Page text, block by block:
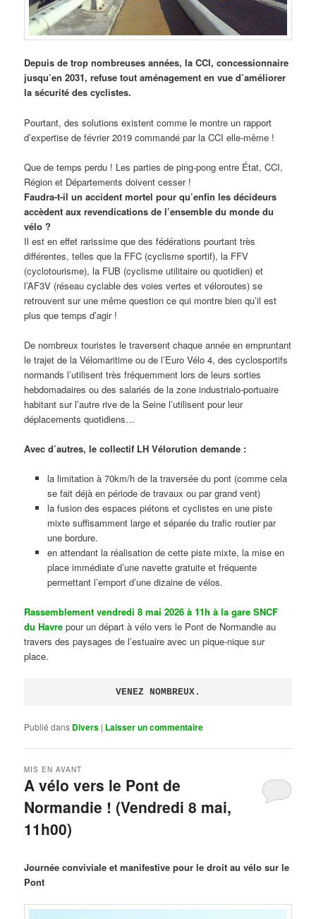
Depuis de trop nombreuses années, la CCI, concessionnaire
jusqu’en 2031, refuse tout aménagement en vue d’améliorer
la sécurité des cyclistes.
Pourtant, des solutions existent comme le montre un rapport
d’expertise de février 2019 commandé par la CCI elle-même !
Que de temps perdu ! Les parties de ping-pong entre État, CCI,
Région et Départements doivent cesser !
Faudra-t-il un accident mortel pour qu’enfin les décideurs
accèdent aux revendications de l’ensemble du monde du
vélo ?
Il est en effet rarissime que des fédérations pourtant très
différentes, telles que la FFC (cyclisme sportif), la FFV
(cyclotourisme), la FUB (cyclisme utilitaire ou quotidien) et
l’AF3V (réseau cyclable des voies vertes et véloroutes) se
retrouvent sur une même question ce qui montre bien qu’il est
plus que temps d’agir !
De nombreux touristes le traversent chaque année en empruntant
le trajet de la Vélomaritime ou de l’Euro Vélo 4, des cyclosportifs
normands l’utilisent très fréquemment lors de leurs sorties
hebdomadaires ou des salariés de la zone industrialo-portuaire
habitant sur l’autre rive de la Seine l’utilisent pour leur
déplacements quotidiens…
Avec d’autres, le collectif LH Vélorution demande :
la limitation à 70km/h de la traversée du pont (comme cela
se fait déjà en période de travaux ou par grand vent)
la fusion des espaces piétons et cyclistes en une piste
mixte suffisamment large et séparée du trafic routier par
une bordure.
en attendant la réalisation de cette piste mixte, la mise en
place immédiate d’une navette gratuite et fréquente
permettant l’emport d’une dizaine de vélos.
Rassemblement vendredi 8 mai 2026 à 11h à la gare SNCF
du Havre pour un départ à vélo vers le Pont de Normandie au
travers des paysages de l’estuaire avec un pique-nique sur
place.
VENEZ NOMBREUX.
Publié dans Divers | Laisser un commentaire
A vélo vers le Pont de
Normandie ! (Vendredi 8 mai,
11h00)
MIS EN AVANT
Journée conviviale et manifestive pour le droit au vélo sur le
Pont